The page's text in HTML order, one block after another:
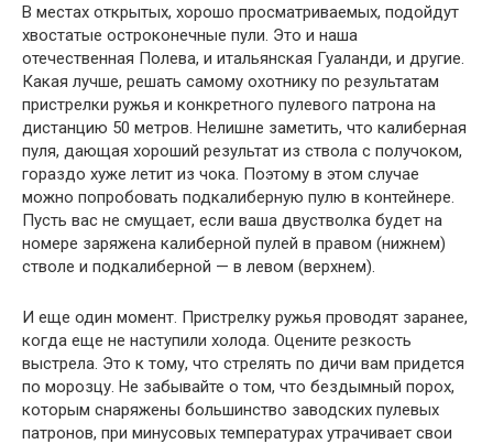
В местах открытых, хорошо просматриваемых, подойдут
хвостатые остроконечные пули. Это и наша
отечественная Полева, и итальянская Гуаланди, и другие.
Какая лучше, решать самому охотнику по результатам
пристрелки ружья и конкретного пулевого патрона на
дистанцию 50 метров. Нелишне заметить, что калиберная
пуля, дающая хороший результат из ствола с получоком,
гораздо хуже летит из чока. Поэтому в этом случае
можно попробовать подкалиберную пулю в контейнере.
Пусть вас не смущает, если ваша двустволка будет на
номере заряжена калиберной пулей в правом (нижнем)
стволе и подкалиберной — в левом (верхнем).
И еще один момент. Пристрелку ружья проводят заранее,
когда еще не наступили холода. Оцените резкость
выстрела. Это к тому, что стрелять по дичи вам придется
по морозцу. Не забывайте о том, что бездымный порох,
которым снаряжены большинство заводских пулевых
патронов, при минусовых температурах утрачивает свои